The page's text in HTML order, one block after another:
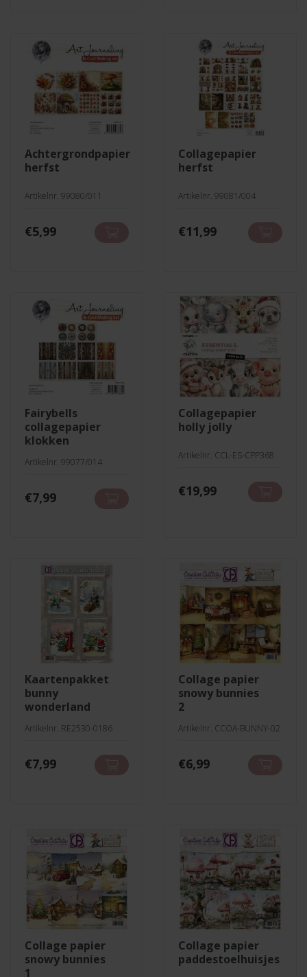
achtergrondpapier
herfst
Artikelnr. 99080/011
€5,99
collagepapier
herfst
Artikelnr. 99081/004
€11,99
fairybells
collagepapier
klokken
Artikelnr. 99077/014
€7,99
collagepapier
holly jolly
Artikelnr. CCL-ES-CPP368
€19,99
kaartenpakket
bunny
wonderland
Artikelnr. RE2530-0186
€7,99
collage papier
snowy bunnies
2
Artikelnr. CCOA-BUNNY-02
€6,99
collage papier
snowy bunnies
1
collage papier
paddestoelhuisjes